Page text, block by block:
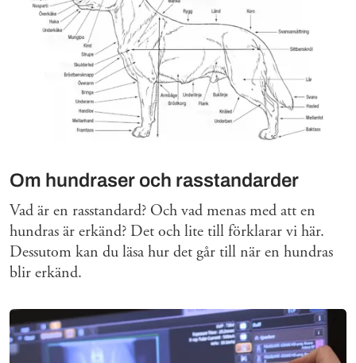
Om hundraser och rasstandarder
Vad är en rasstandard? Och vad menas med att en
hundras är erkänd? Det och lite till förklarar vi här.
Dessutom kan du läsa hur det går till när en hundras
blir erkänd.